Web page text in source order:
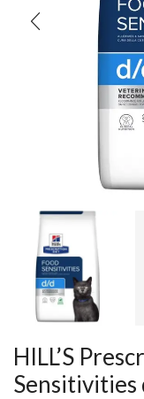
HILL’S
Sensitivities